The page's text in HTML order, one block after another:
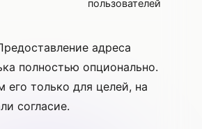
пользователей
адреса
полностью опционально.
его только для целей, на
согласие.